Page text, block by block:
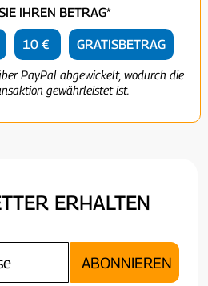
IHREN BETRAG*
10 € GRATISBETRAG
PayPal abgewickelt, wodurch die
gewährleistet ist.
ERHALTEN